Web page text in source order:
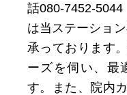
話080-7452-5044
は当ステーショ
承っております
ーズを伺い、最
す。また、院内